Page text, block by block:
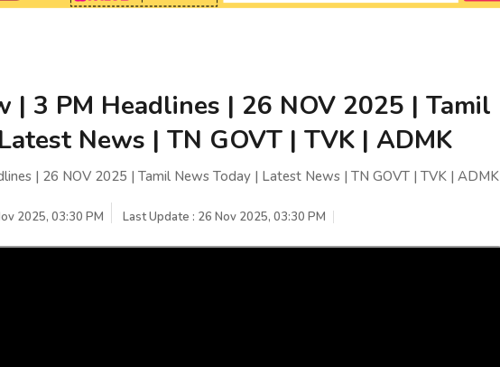
| 3 PM Headlines | 26 NOV 2025 | Tamil
News | TN GOVT | TVK | ADMK
| 26 NOV 2025 | Tamil News Today | Latest News | TN GOVT | TVK | ADMK
2025, 03:30 PM Last Update : 26 Nov 2025, 03:30 PM